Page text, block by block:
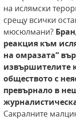
на ислямски
срещу всички
мюсюлмани?
реакция към
на омразата”
извършителите
обществото с
превърнало в
Сакралните